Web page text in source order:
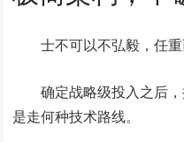
士不可以不弘毅，任重
确定战略级投入之后
是走何种技术路线。